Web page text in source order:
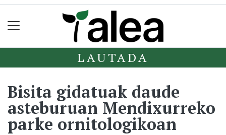
LAUTADA
Bisita gidatuak daude
asteburuan Mendixurreko
parke ornitologikoan